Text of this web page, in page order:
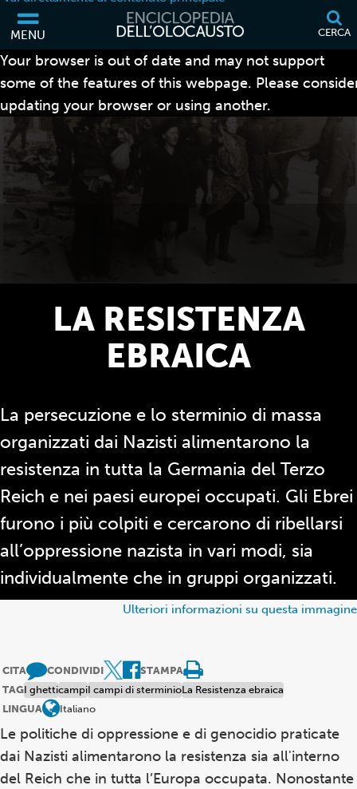
MENU CERCA
Your browser is out of date and may not support
some of the features of this webpage. Please
updating your browser or using another.
Ulteriori informazioni su questa immagine
LA RESISTENZA
EBRAICA
La persecuzione e lo sterminio di massa
organizzati dai Nazisti alimentarono la
resistenza in tutta la Germania del Terzo
Reich e nei paesi europei occupati. Gli Ebrei
furono i più colpiti e cercarono di ribellarsi
all’oppressione nazista in vari modi, sia
individualmente che in gruppi organizzati.
CITA CONDIVIDI
STAMPA
TAGI ghetticampiI campi di sterminioLa Resistenza ebraica
LINGUA
Italiano
Le politiche di oppressione e di genocidio praticate
dai Nazisti alimentarono la resistenza sia all'interno
del Reich che in tutta l’Europa occupata. Nonostante